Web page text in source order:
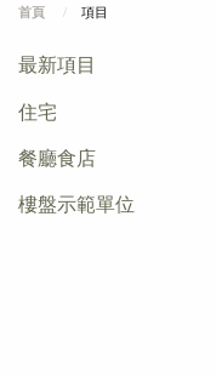
首頁 項目
最新項目
住宅
餐廳食店
樓盤示範單位